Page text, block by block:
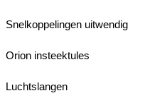
Snelkoppelingen uitwendig
Orion insteektules
Luchtslangen